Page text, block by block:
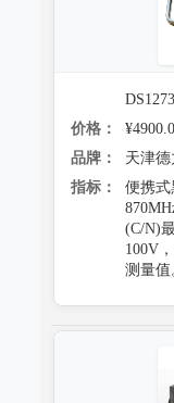
价格：
品牌：
天津德
指标：
便携式
(C/N)
100V
测量值